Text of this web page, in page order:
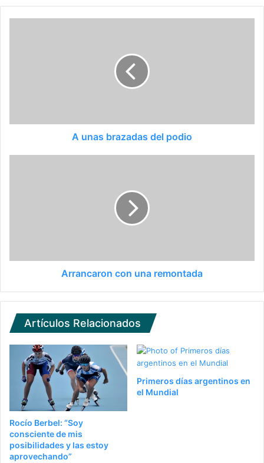
A unas brazadas del podio
Arrancaron con una remontada
Artículos Relacionados
Rocío Berbel: “Soy
consciente de mis
posibilidades y las estoy
aprovechando”
Primeros días argentinos en
el Mundial